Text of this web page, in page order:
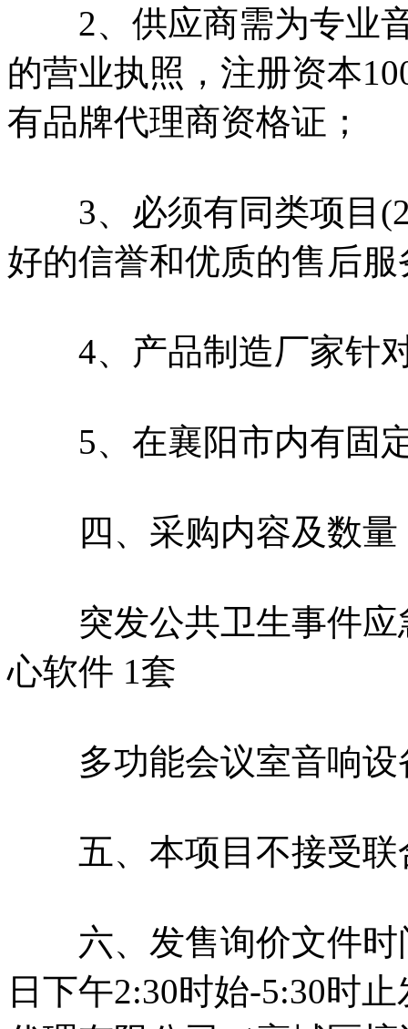
2、供应商需为专业音
的营业执照，注册资本
有品牌代理商资格证；
3、必须有同类项目(2
好的信誉和优质的售后服
4、产品制造厂家针对
5、在襄阳市内有固
四、采购内容及数量
突发公共卫生事件应
心软件 1套
多功能会议室音响设
五、本项目不接受联
六、发售询价文件时
日下午2:30时始-5:30时